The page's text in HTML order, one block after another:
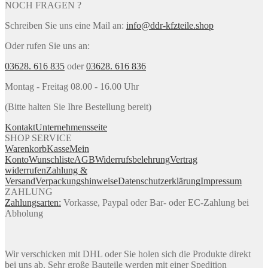
NOCH FRAGEN ?
Schreiben Sie uns eine Mail an: info@ddr-kfzteile.shop
Oder rufen Sie uns an:
03628. 616 835 oder03628. 616 836
Montag - Freitag 08.00 - 16.00 Uhr
(Bitte halten Sie Ihre Bestellung bereit)
KontaktUnternehmensseite
SHOP SERVICE
WarenkorbKasseMein
KontoWunschlisteAGBWiderrufsbelehrungVertrag
widerrufenZahlung &
VersandVerpackungshinweiseDatenschutzerklärungImpressum
ZAHLUNG
Zahlungsarten: Vorkasse, Paypal oder Bar- oder EC-Zahlung bei
Abholung
Wir verschicken mit DHL oder Sie holen sich die Produkte direkt
bei uns ab. Sehr große Bauteile werden mit einer Spedition